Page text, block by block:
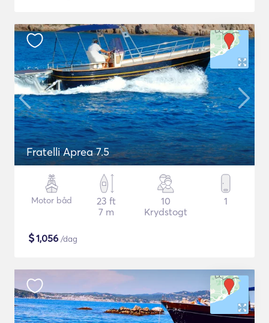
Fratelli Aprea 7.5
Motor båd
23 ft
7 m
10
Krydstogt
1
$1,056 /dag